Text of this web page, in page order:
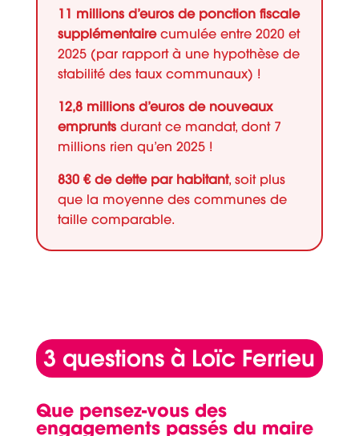
11 millions d’euros de ponction fiscale
supplémentairecumulée entre 2020 et
2025 (par rapport à une hypothèse de
stabilité des taux communaux) !
12,8 millions d’euros de nouveaux
empruntsdurant ce mandat, dont 7
millions rien qu’en 2025 !
830 € de dette par habitant, soit plus
que la moyenne des communes de
taille comparable.
3 questions à Loïc Ferrieu
Que pensez-vous des
engagements passés du maire